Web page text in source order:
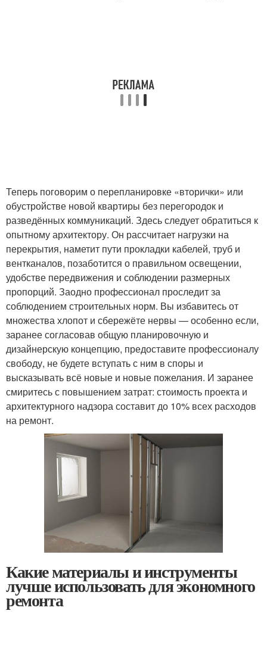
Теперь поговорим о перепланировке «вторички» или
обустройстве новой квартиры без перегородок и
разведённых коммуникаций. Здесь следует обратиться к
опытному архитектору. Он рассчитает нагрузки на
перекрытия, наметит пути прокладки кабелей, труб и
вентканалов, позаботится о правильном освещении,
удобстве передвижения и соблюдении размерных
пропорций. Заодно профессионал проследит за
соблюдением строительных норм. Вы избавитесь от
множества хлопот и сбережёте нервы — особенно если,
заранее согласовав общую планировочную и
дизайнерскую концепцию, предоставите профессионалу
свободу, не будете вступать с ним в споры и
высказывать всё новые и новые пожелания. И заранее
смиритесь с повышением затрат: стоимость проекта и
архитектурного надзора составит до 10% всех расходов
на ремонт.
Какие материалы и инструменты
лучше использовать для экономного
ремонта